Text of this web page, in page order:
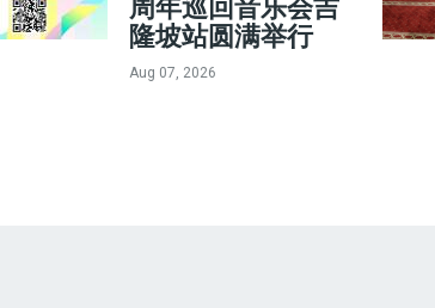
周年巡回音乐会吉
隆坡站圆满举行
Aug 07, 2026